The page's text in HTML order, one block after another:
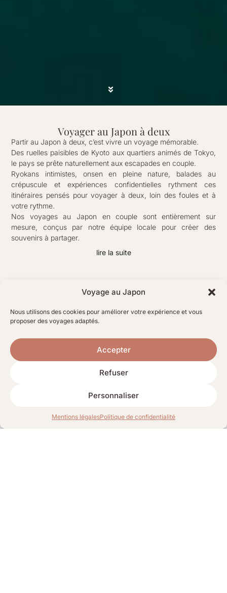
Voyage au Japon
Nous utilisons des cookies pour améliorer votre expérience et vous
proposer des voyages adaptés.
Accepter
Refuser
Personnaliser
Mentions légalesPolitique de confidentialité
Voyager au Japon à deux
Partir au Japon à deux, c’est vivre un voyage mémorable.
Des ruelles paisibles de Kyoto aux quartiers animés de Tokyo,
le pays se prête naturellement aux escapades en couple.
Ryokans intimistes, onsen en pleine nature, balades au
crépuscule et expériences confidentielles rythment ces
itinéraires pensés pour voyager à deux, loin des foules et à
votre rythme.
Nos voyages au Japon en couple sont entièrement sur
mesure, conçus par notre équipe locale pour créer des
souvenirs à partager.
lire la suite
Nos voyages
Voyager à deux